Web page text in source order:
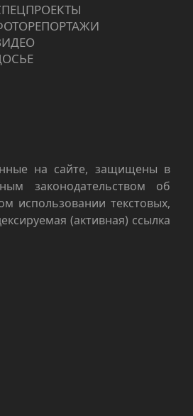
на сайте, защищены в
законодательством об
использовании текстовых,
(активная) ссылка